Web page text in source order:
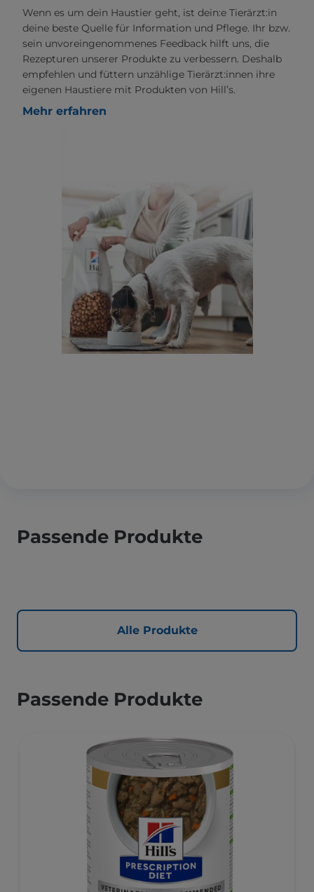
Wenn es um dein Haustier geht, ist dein:e Tierärzt:in
deine beste Quelle für Information und Pflege. Ihr bzw.
sein unvoreingenommenes Feedback hilft uns, die
Rezepturen unserer Produkte zu verbessern. Deshalb
empfehlen und füttern unzählige Tierärzt:innen ihre
eigenen Haustiere mit Produkten von Hill’s.
Mehr erfahren
Passende Produkte
Alle Produkte
Passende Produkte